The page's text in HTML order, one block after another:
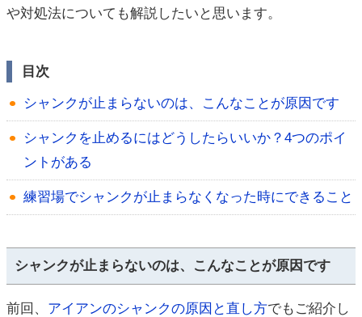
や対処法についても解説したいと思います。
目次
シャンクが止まらないのは、こんなことが原因です
シャンクを止めるにはどうしたらいいか？4つのポイ
ントがある
練習場でシャンクが止まらなくなった時にできること
シャンクが止まらないのは、こんなことが原因です
前回、 アイアンのシャンクの原因と直し方でもご紹介し